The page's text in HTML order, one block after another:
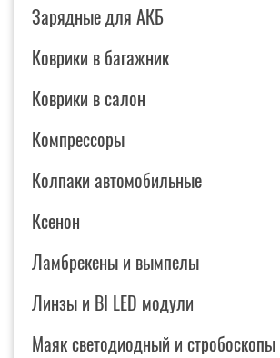
Зарядные для АКБ
Коврики в багажник
Коврики в салон
Компрессоры
Колпаки автомобильные
Ксенон
Ламбрекены и вымпелы
Линзы и BI LED модули
Маяк светодиодный и стробоскопы